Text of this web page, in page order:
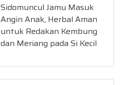
Sidomuncul Jamu Masuk
Angin Anak, Herbal Aman
untuk Redakan Kembung
dan Meriang pada Si Kecil